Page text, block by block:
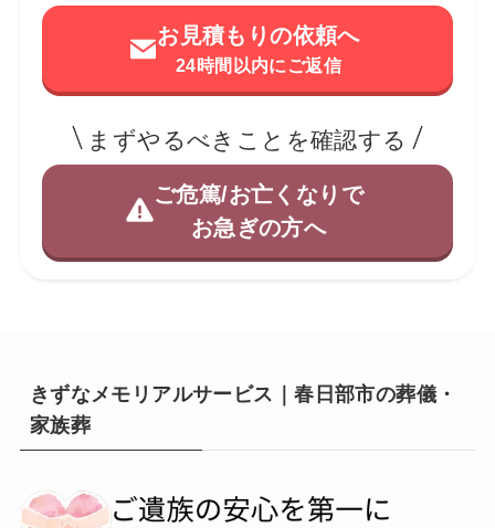
お見積もりの依頼へ
24時間以内にご返信
まずやるべきことを確認する
ご危篤/お亡くなりで
お急ぎの方へ
きずなメモリアルサービス｜春日部市の葬儀・
家族葬